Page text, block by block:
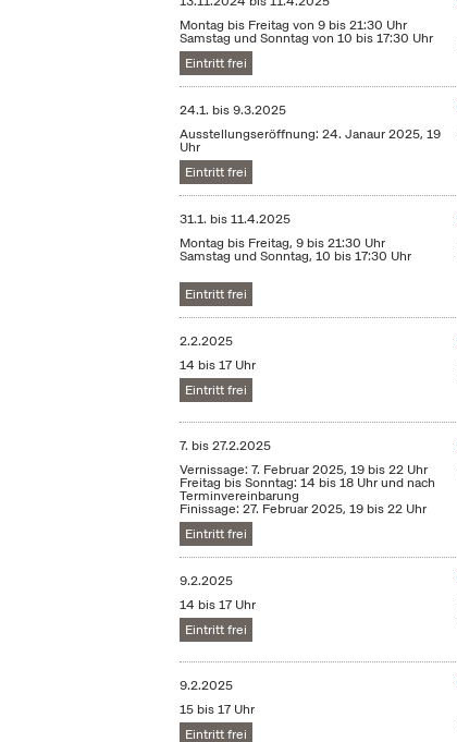
Montag bis Freitag von 9 bis 21:30 Uhr
Samstag und Sonntag von 10 bis 17:30 Uhr
Eintritt frei
24.1. bis9.3.2025
Ausstellungseröffnung: 24. Janaur 2025, 19
Uhr
Eintritt frei
31.1. bis11.4.2025
Montag bis Freitag, 9 bis 21:30 Uhr
Samstag und Sonntag, 10 bis 17:30 Uhr
Eintritt frei
2.2.2025
14 bis 17 Uhr
Eintritt frei
7. bis27.2.2025
Vernissage: 7. Februar 2025, 19 bis 22 Uhr
Freitag bis Sonntag: 14 bis 18 Uhr und nach
Terminvereinbarung
Finissage: 27. Februar 2025, 19 bis 22 Uhr
Eintritt frei
9.2.2025
14 bis 17 Uhr
Eintritt frei
9.2.2025
15 bis 17 Uhr
Eintritt frei